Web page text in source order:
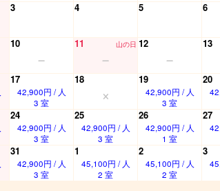
3 4 5 6
10 11 山の日 12 13
17
42,900円 / 人
3 室
18 19
42,900円 / 人
3 室
20
24
42,900円 / 人
3 室
25
42,900円 / 人
3 室
26
42,900円 / 人
1 室
27
31
42,900円 / 人
3 室
1
45,100円 / 人
2 室
2
45,100円 / 人
2 室
3